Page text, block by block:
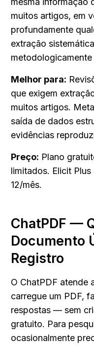
muitos artigos, em
profundamente
extração
Melhor para:
que exigem
muitos artigos.
saída de dados
evidências
Preço: Plano
limitados. Elicit
12/mês.
ChatPDF —
Documento
Registro
O ChatPDF atende
carregue um PDF,
respostas — sem
gratuito. Para
ocasionalmente